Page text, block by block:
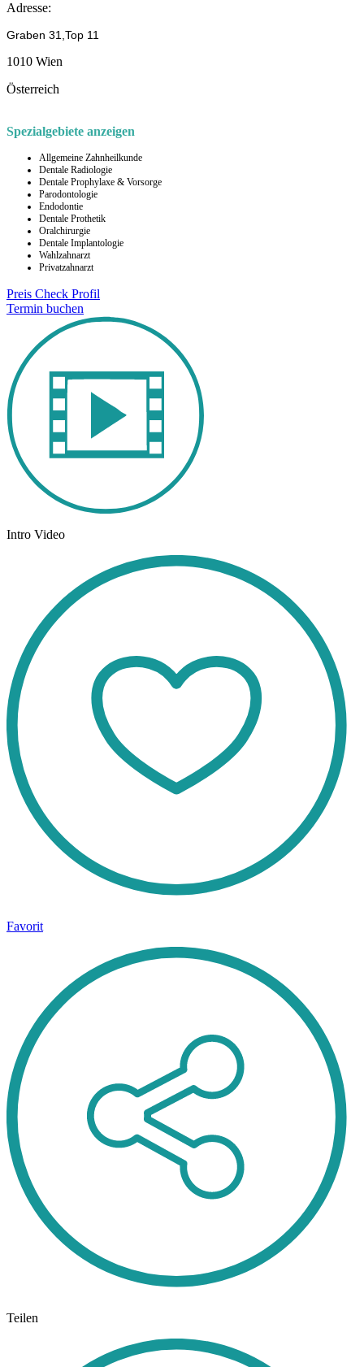
Adresse:
Graben 31,Top 11
1010 Wien
Österreich
Spezialgebiete anzeigen
Allgemeine Zahnheilkunde
Dentale Radiologie
Dentale Prophylaxe & Vorsorge
Parodontologie
Endodontie
Dentale Prothetik
Oralchirurgie
Dentale Implantologie
Wahlzahnarzt
Privatzahnarzt
Preis Check Profil
Termin buchen
Intro Video
Favorit
Teilen